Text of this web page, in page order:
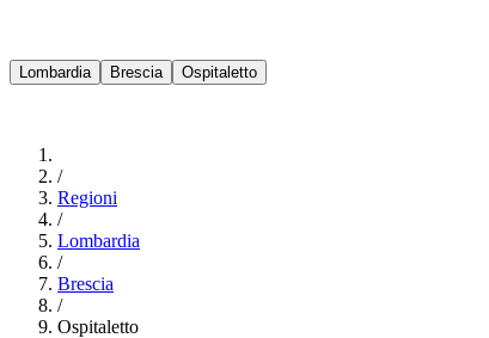
Lombardia Brescia Ospitaletto
/
Regioni
/
Lombardia
/
Brescia
/
Ospitaletto